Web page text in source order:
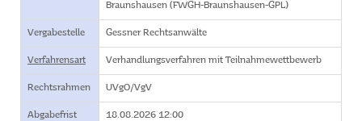
Braunshausen (FWGH-Braunshausen-GPL)
Vergabestelle Gessner Rechtsanwälte
Verfahrensart Verhandlungsverfahren mit Teilnahmewettbewerb
Rechtsrahmen UVgO/VgV
Abgabefrist 18.08.2026 12:00